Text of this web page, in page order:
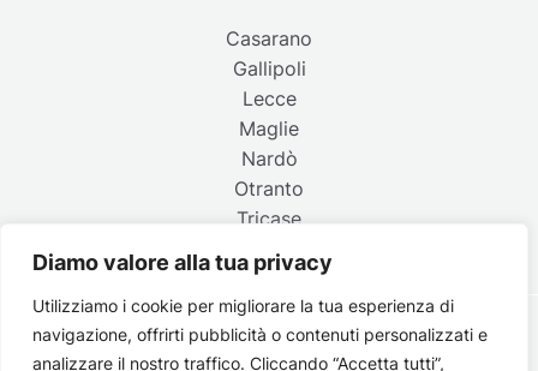
Diamo valore alla tua privacy
Utilizziamo i cookie per migliorare la tua esperienza di
navigazione, offrirti pubblicità o contenuti personalizzati e
analizzare il nostro traffico. Cliccando “Accetta tutti”,
Casarano
Gallipoli
Lecce
Maglie
Nardò
Otranto
Tricase
Copyright © 2026 Belpaese | Periodico d'informazione del